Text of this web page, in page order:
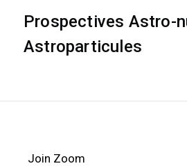
Prospectives Astro-
Astroparticules
Join Zoom